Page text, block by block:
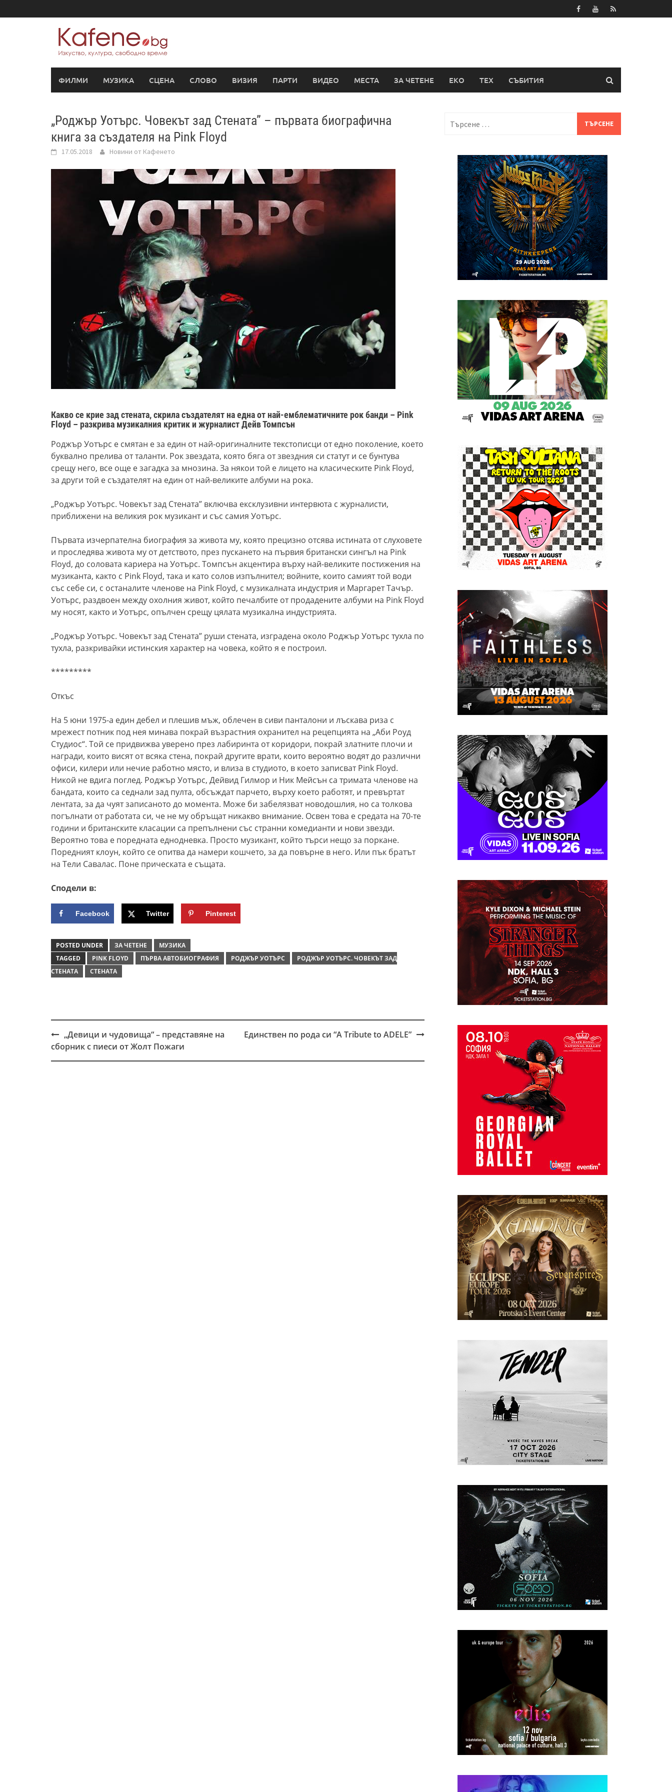
to
ФИЛМИ МУЗИКА СЦЕНА СЛОВО ВИЗИЯ ПАРТИ ВИДЕО МЕСТА ЗА ЧЕТЕНЕ ЕКО ТЕХ СЪБИТИЯ
„Роджър Уотърс. Човекът зад Стената” – първата биографична
книга за създателя на Pink Floyd
17.05.2018 Новини от Кафенето
Какво се крие зад стената, скрила създателят на една от най-емблематичните рок банди – Pink
Floyd – разкрива музикалния критик и журналист Дейв Томпсън
Роджър Уотърс е смятан е за един от най-оригиналните текстописци от едно поколение, което
буквално прелива от таланти. Рок звездата, която бяга от звездния си статут и се бунтува
срещу него, все още е загадка за мнозина. За някои той е лицето на класическите Pink Floyd,
за други той е създателят на един от най-великите албуми на рока.
„Роджър Уотърс. Човекът зад Стената” включва ексклузивни интервюта с журналисти,
приближени на великия рок музикант и със самия Уотърс.
Първата изчерпателна биография за живота му, която прецизно отсява истината от слуховете
и проследява живота му от детството, през пускането на първия британски сингъл на Pink
Floyd, до соловата кариера на Уотърс. Томпсън акцентира върху най-великите постижения на
музиканта, както с Pink Floyd, така и като солов изпълнител; войните, които самият той води
със себе си, с останалите членове на Pink Floyd, с музикалната индустрия и Маргарет Тачър.
Уотърс, раздвоен между охолния живот, който печалбите от продадените албуми на Pink Floyd
му носят, както и Уотърс, опълчен срещу цялата музикална индустрията.
„Роджър Уотърс. Човекът зад Стената” руши стената, изградена около Роджър Уотърс тухла по
тухла, разкривайки истинския характер на човека, който я е построил.
*********
Откъс
На 5 юни 1975-а един дебел и плешив мъж, облечен в сиви панталони и лъскава риза с
мрежест потник под нея минава покрай възрастния охранител на рецепцията на „Аби Роуд
Студиос“. Той се придвижва уверено през лабиринта от коридори, покрай златните плочи и
награди, които висят от всяка стена, покрай другите врати, които вероятно водят до различни
офиси, килери или нечие работно място, и влиза в студиото, в което записват Pink Floyd.
Никой не вдига поглед. Роджър Уотърс, Дейвид Гилмор и Ник Мейсън са тримата членове на
бандата, които са седнали зад пулта, обсъждат парчето, върху което работят, и превъртат
лентата, за да чуят записаното до момента. Може би забелязват новодошлия, но са толкова
погълнати от работата си, че не му обръщат никакво внимание. Освен това е средата на 70-те
години и британските класации са препълнени със странни комедианти и нови звезди.
Вероятно това е поредната еднодневка. Просто музикант, който търси нещо за поркане.
Поредният клоун, който се опитва да намери кошчето, за да повърне в него. Или пък братът
на Тели Савалас. Поне прическата е същата.
Сподели в:
Facebook Twitter Pinterest
POSTED UNDER ЗА ЧЕТЕНЕ
МУЗИКА
TAGGED
PINK FLOYD ПЪРВА АВТОБИОГРАФИЯ РОДЖЪР УОТЪРС
РОДЖЪР УОТЪРС. ЧОВЕКЪТ ЗАД
СТЕНАТА
СТЕНАТА
Post
navigation
„Девици и чудовища“ – представяне на
сборник с пиеси от Жолт Пожаги
Единствен по рода си “A Tribute to ADELE”
за: